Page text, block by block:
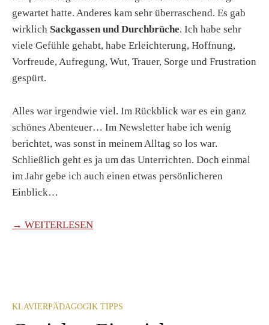
gewartet hatte. Anderes kam sehr überraschend. Es gab
wirklich Sackgassen und Durchbrüche. Ich habe sehr
viele Gefühle gehabt, habe Erleichterung, Hoffnung,
Vorfreude, Aufregung, Wut, Trauer, Sorge und Frustration
gespürt.
Alles war irgendwie viel. Im Rückblick war es ein ganz
schönes Abenteuer… Im Newsletter habe ich wenig
berichtet, was sonst in meinem Alltag so los war.
Schließlich geht es ja um das Unterrichten. Doch einmal
im Jahr gebe ich auch einen etwas persönlicheren
Einblick…
→ WEITERLESEN
KLAVIERPÄDAGOGIK TIPPS